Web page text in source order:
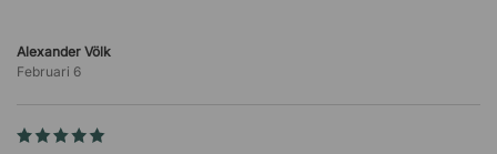
Alexander Völk
Februari 6